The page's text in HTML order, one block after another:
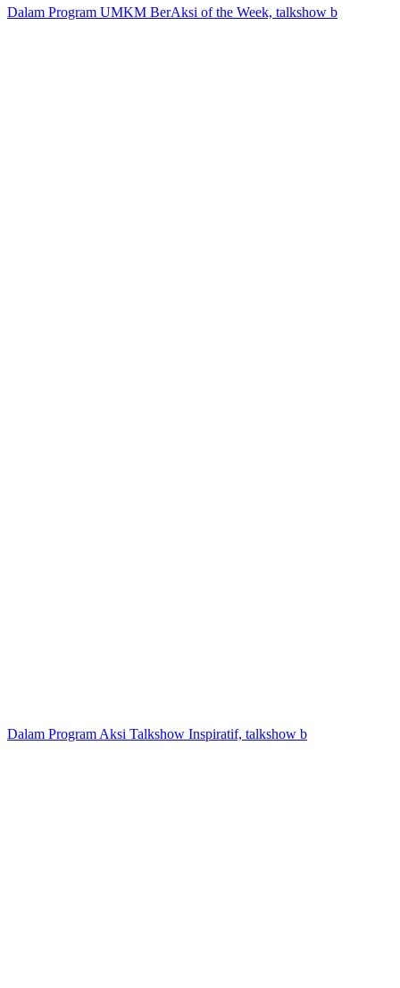
Dalam Program UMKM BerAksi of the Week, talkshow b
Dalam Program Aksi Talkshow Inspiratif, talkshow b